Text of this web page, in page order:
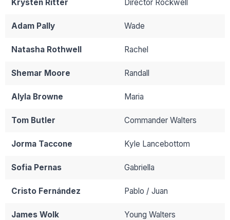
Krysten Ritter Director Rockwell
Adam Pally Wade
Natasha Rothwell Rachel
Shemar Moore Randall
Alyla Browne Maria
Tom Butler Commander Walters
Jorma Taccone Kyle Lancebottom
Sofia Pernas Gabriella
Cristo Fernández Pablo / Juan
James Wolk Young Walters